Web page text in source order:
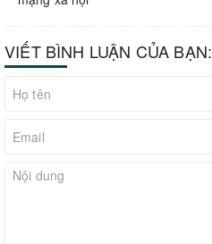
VIẾT BÌNH LUẬN CỦA BẠN: